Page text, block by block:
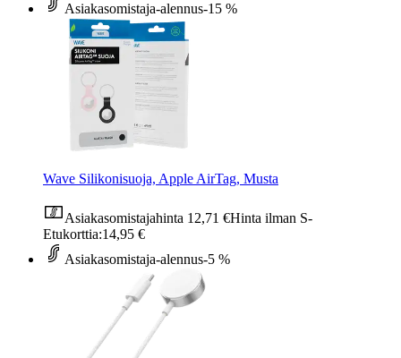
Asiakasomistaja-alennus-15 %
Wave Silikonisuoja, Apple AirTag, Musta
Asiakasomistajahinta 12,71 €Hinta ilman S-
Etukorttia:14,95 €
Asiakasomistaja-alennus-5 %